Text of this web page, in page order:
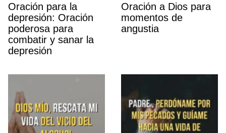
Oración para la
depresión: Oración
poderosa para
combatir y sanar la
depresión
Oración a Dios para
momentos de
angustia